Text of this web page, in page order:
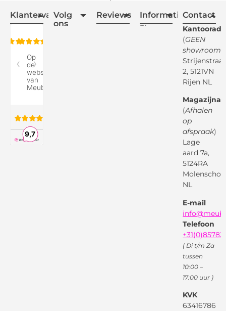
Klantervaring
Volg
ons
Reviews Informatie
Blogs
Retourvoorwaarden
Betaalmethodes
Montageservice
Garantievoorwaarden
Privacybeleid
Contact
(GEEN
showroom
Strijenstraat
2, 5121VN
Rijen NL
(Afhalen
op
afspraak)
Lage
aard 7a,
5124RA
Molenschot
NL
E-mail
Telefoon
( Di t/m Za
tussen
10:00 –
17:00 uur )
KVK
63416786